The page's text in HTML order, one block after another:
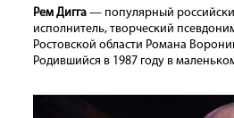
Рем Дигга— популярный
исполнитель, творческий
Ростовской области Романа
Родившийся в 1987 году в